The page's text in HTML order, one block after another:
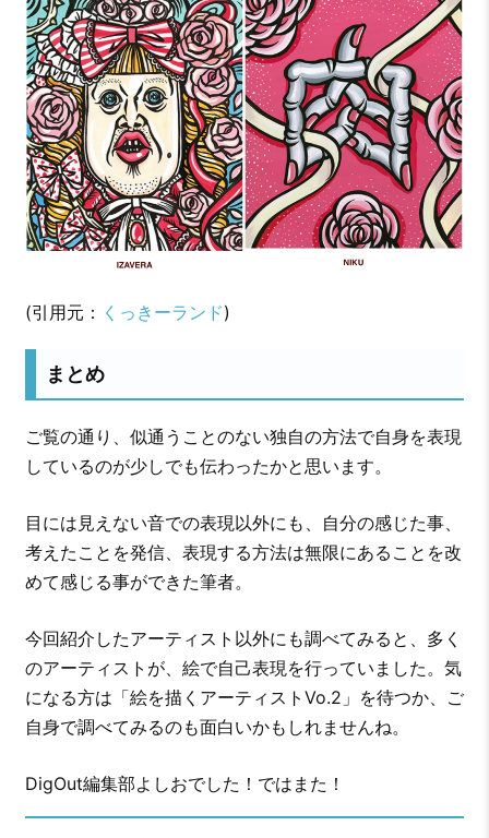
(引用元： くっきーランド)
まとめ
ご覧の通り、似通うことのない独自の方法で自身を表現
しているのが少しでも伝わったかと思います。
目には見えない音での表現以外にも、自分の感じた事、
考えたことを発信、表現する方法は無限にあることを改
めて感じる事ができた筆者。
今回紹介したアーティスト以外にも調べてみると、多く
のアーティストが、絵で自己表現を行っていました。気
になる方は「絵を描くアーティストVo.2」を待つか、ご
自身で調べてみるのも面白いかもしれませんね。
DigOut編集部よしおでした！ではまた！